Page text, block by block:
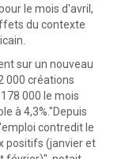
le mois d'avril,
du contexte
sur un nouveau
000 créations
000 le mois
à 4,3%."Depuis
contredit le
positifs (janvier et